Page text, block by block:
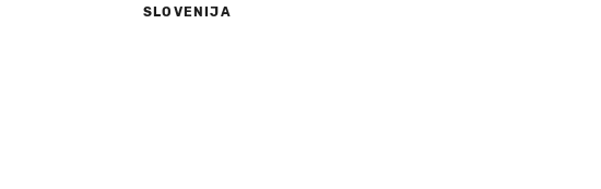
SLOVENIJA